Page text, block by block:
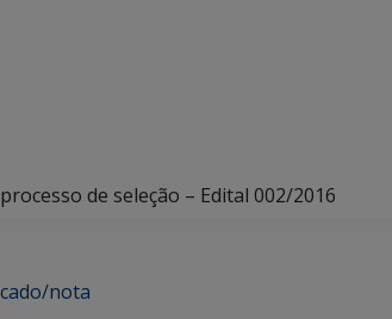
de seleção – Edital 002/2016
nota